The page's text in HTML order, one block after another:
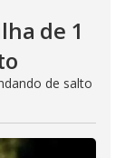
de 1
de salto